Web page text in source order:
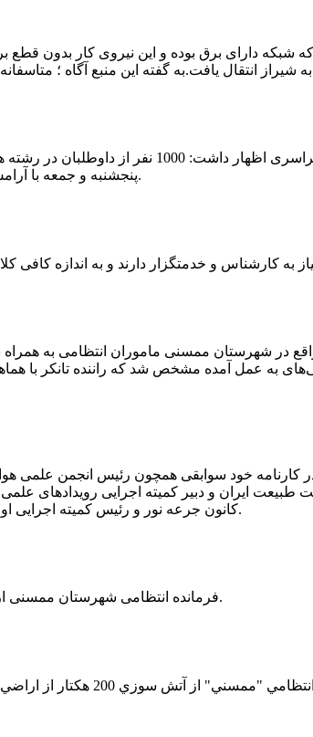
شبکه دارای برق بوده و این نیروی کار بدون قطع
شهرام رحمانی سرپرست دانشگاه پیام نور ممسنی در
پنجشنبه و جمعه با آرامش کامل وفضای مناسب در این مرکز دانشگاهی به رقابت پرداختند.
در شهرستان ممسنی ماموران انتظامی به
کردند. در بررسی‌های به عمل آمده مشخص شد که راننده
کارنامه خود سوابقی همچون رئیس انجمن علمی
ایران و دبیر کمیته اجرایی رویدادهای علمی
کانون جرعه نور و رئیس کمیته اجرایی اولین دوره مسابقات ملی و فناوری جام پایتخت طبیعت ایران را دارد.
فرمانده انتظامی شهرستان ممسنی از کشف بیش از 37 کیلوگرم تریاک در یک خودروی ام وی ام خبر داد.